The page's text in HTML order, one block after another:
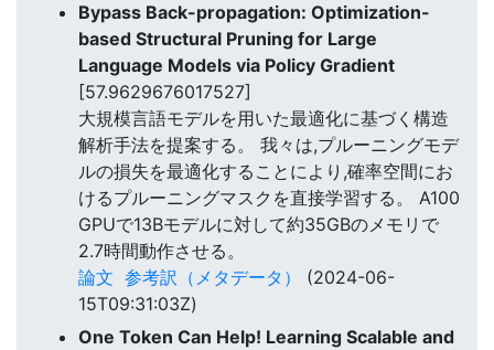
Bypass Back-propagation: Optimization-
based Structural Pruning for Large
Language Models via Policy Gradient
[57.9629676017527]
大規模言語モデルを用いた最適化に基づく構造
解析手法を提案する。 我々は,プルーニングモデ
ルの損失を最適化することにより,確率空間にお
けるプルーニングマスクを直接学習する。 A100
GPUで13Bモデルに対して約35GBのメモリで
2.7時間動作させる。
論文 参考訳（メタデータ）
(2024-06-
15T09:31:03Z)
One Token Can Help! Learning Scalable and